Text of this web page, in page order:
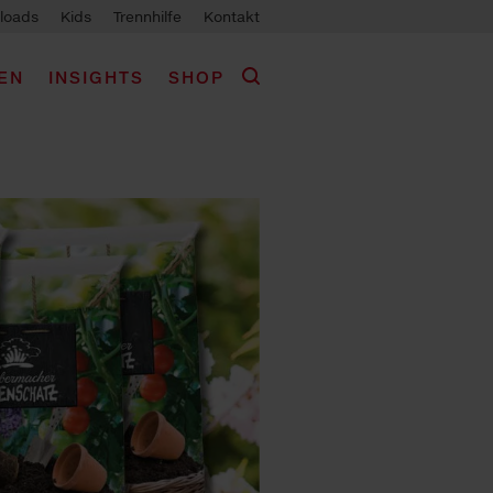
Kids Trennhilfe Kontakt
INSIGHTS SHOP